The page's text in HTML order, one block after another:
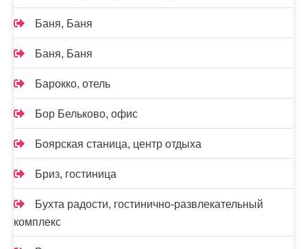
Баня, Баня
Баня, Баня
Барокко, отель
Бор Бельково, офис
Боярская станица, центр отдыха
Бриз, гостиница
Бухта радости, гостинично-развлекательный
комплекс